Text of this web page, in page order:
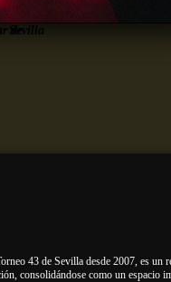
de
Sevilla
43 de Sevilla desde 2007, es
consolidándose como un espacio